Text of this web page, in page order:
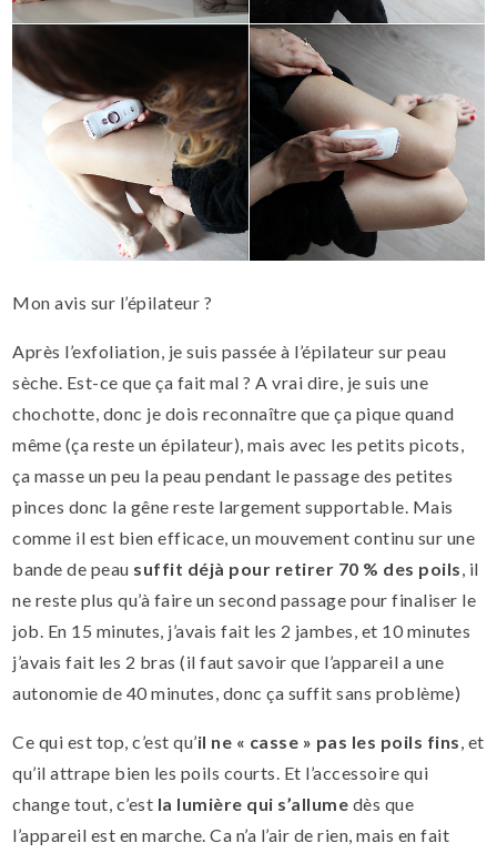
Mon avis sur l’épilateur ?
Après l’exfoliation, je suis passée à l’épilateur sur peau
sèche. Est-ce que ça fait mal ? A vrai dire, je suis une
chochotte, donc je dois reconnaître que ça pique quand
même (ça reste un épilateur), mais avec les petits picots,
ça masse un peu la peau pendant le passage des petites
pinces donc la gêne reste largement supportable. Mais
comme il est bien efficace, un mouvement continu sur une
bande de peau suffit déjà pour retirer 70 % des poils, il
ne reste plus qu’à faire un second passage pour finaliser le
job. En 15 minutes, j’avais fait les 2 jambes, et 10 minutes
j’avais fait les 2 bras (il faut savoir que l’appareil a une
autonomie de 40 minutes, donc ça suffit sans problème)
Ce qui est top, c’est qu’il ne « casse » pas les poils fins, et
qu’il attrape bien les poils courts. Et l’accessoire qui
change tout, c’est la lumière qui s’allume dès que
l’appareil est en marche. Ca n’a l’air de rien, mais en fait